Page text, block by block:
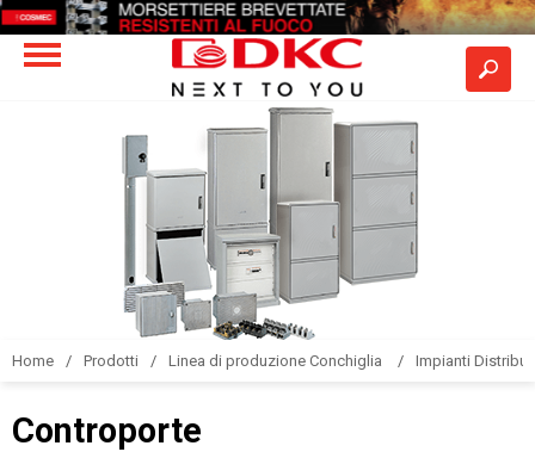
Home Prodotti Linea di produzione Conchiglia Impianti
Controporte